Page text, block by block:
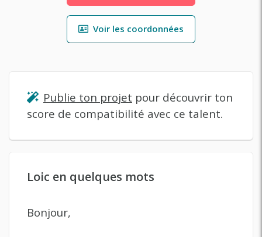
Voir les coordonnées
Publie ton projet pour découvrir ton
score de compatibilité avec ce talent.
Loic en quelques mots
Bonjour,